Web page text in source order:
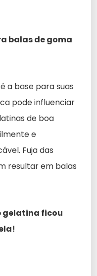
balas de goma
a base para suas
pode influenciar
de boa
e
Fuja das
resultar em balas
gelatina ficou